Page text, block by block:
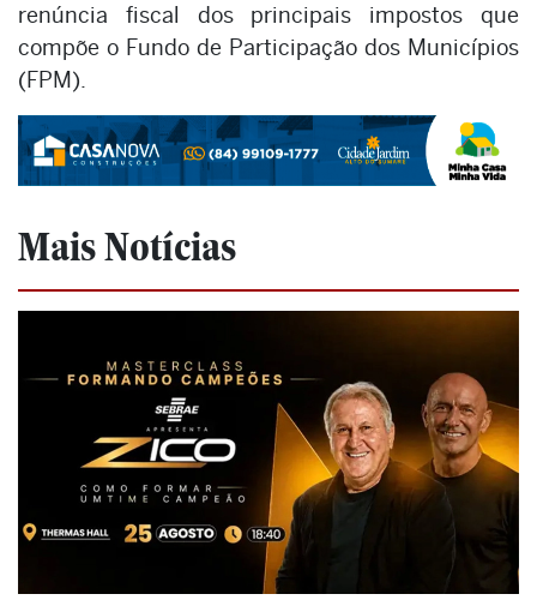
renúncia fiscal dos principais impostos que
compõe o Fundo de Participação dos Municípios
(FPM).
Mais Notícias